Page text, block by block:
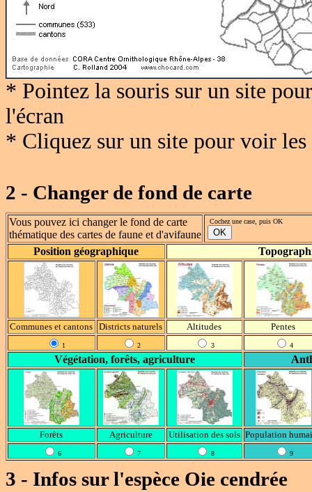
* Pointez la souris sur un site
l'écran
* Cliquez sur un site pour voir les
2 - Changer de fond de carte
Vous pouvez ici changer le fond de carte
thématique des cartes de faune et d'avifaune
Cochez une case, puis OK
Position géographique
Communes et cantons Districts naturels Altitudes Pentes
1 2 3 4
Végétation, forêts, agriculture
Forêts Agriculture Utilisation des sols Population
6 7 8 9
3 - Infos sur l'espèce Oie cendrée